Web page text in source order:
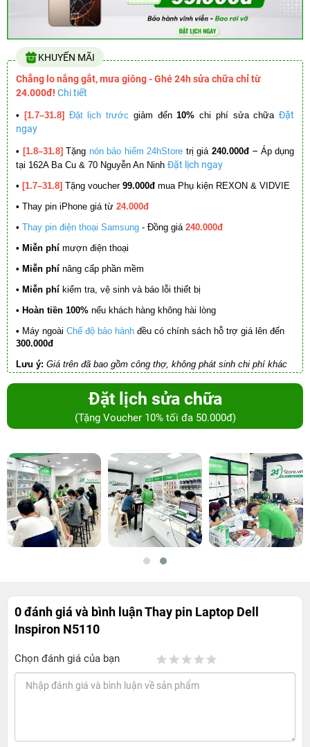
KHUYẾN MÃI
Chẳng lo nắng gắt, mưa giông - Ghé 24h sửa chữa chỉ từ
24.000đ! Chi tiết
• [1.7–31.8] Đặt lịch trước giảm đến10% chi phí sửa chữa Đặt
ngay
• [1.8–31.8] Tặng nón bảo hiểm 24hStore trị giá 240.000đ – Áp dụng
tại 162A Ba Cu & 70 Nguyễn An Ninh Đặt lịch ngay
• [1.7–31.8] Tặng voucher 99.000đ mua Phụ kiện REXON & VIDVIE
• Thay pin iPhone giá từ 24.000đ
• Thay pin điện thoại Samsung - Đồng giá 240.000đ
• Miễn phí mượn điện thoại
• Miễn phí nâng cấp phần mềm
• Miễn phí kiểm tra, vệ sinh và báo lỗi thiết bị
• Hoàn tiền 100% nếu khách hàng không hài lòng
• Máy ngoài Chế độ bảo hành đều có chính sách hỗ trợ giá lên đến
300.000đ
Lưu ý: Giá trên đã bao gồm công thợ, không phát sinh chi phí khác
Đặt lịch sửa chữa
(Tặng Voucher 10% tối đa 50.000đ)
0 đánh giá và bình luậnThay pin Laptop Dell
Inspiron N5110
Chọn đánh giá của bạn